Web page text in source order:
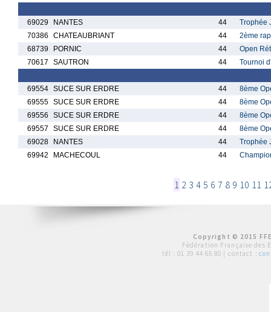
69029 NANTES 44
Trophée
70386
CHATEAUBRIANT 44
2ème
68739
PORNIC 44
Open
70617
SAUTRON 44 Tournoi
69554 SUCE SUR ERDRE 44
8ème
69555 SUCE SUR ERDRE 44
8ème
69556
SUCE SUR ERDRE 44
8ème
69557
SUCE SUR ERDRE 44
8ème
69028
NANTES 44
Trophée
69942
MACHECOUL 44
1 2 3 4 5 6 7 8 9 10 11
Copyright © 2015
Fédération Française des
tél : 01 39 44 65 80 | contact :